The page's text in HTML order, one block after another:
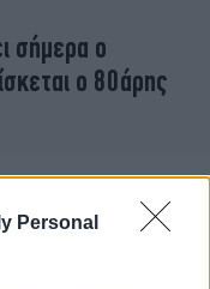
Personal
σήμερα ο
ο 80άρης